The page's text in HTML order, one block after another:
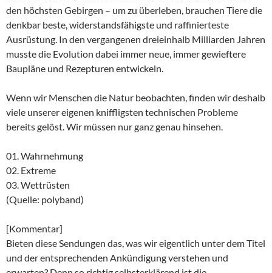
den höchsten Gebirgen – um zu überleben, brauchen Tiere die
denkbar beste, widerstandsfähigste und raffinierteste
Ausrüstung. In den vergangenen dreieinhalb Milliarden Jahren
musste die Evolution dabei immer neue, immer gewieftere
Baupläne und Rezepturen entwickeln.
Wenn wir Menschen die Natur beobachten, finden wir deshalb
viele unserer eigenen kniffligsten technischen Probleme
bereits gelöst. Wir müssen nur ganz genau hinsehen.
01. Wahrnehmung
02. Extreme
03. Wettrüsten
(Quelle: polyband)
[Kommentar]
Bieten diese Sendungen das, was wir eigentlich unter dem Titel
und der entsprechenden Ankündigung verstehen und